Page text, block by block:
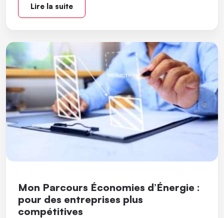
Lire la suite
Mon Parcours Économies d’Énergie :
pour des entreprises plus
compétitives